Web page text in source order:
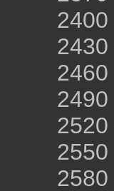
2400
2430
2460
2490
2520
2550
2580